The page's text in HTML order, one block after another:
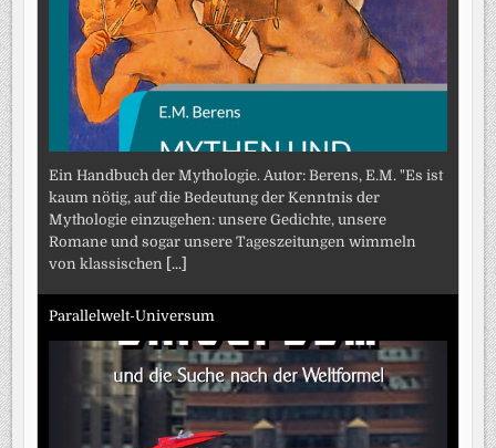
Ein Handbuch der Mythologie. Autor: Berens, E.M. "Es ist
kaum nötig, auf die Bedeutung der Kenntnis der
Mythologie einzugehen: unsere Gedichte, unsere
Romane und sogar unsere Tageszeitungen wimmeln
von klassischen [...]
Parallelwelt-Universum